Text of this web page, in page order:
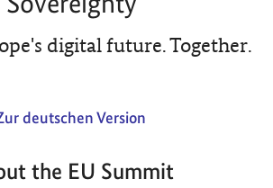
digital future. Together.
deutschen Version
the EU Summit